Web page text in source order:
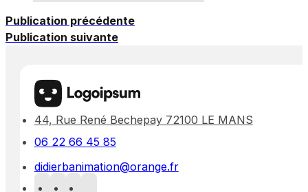
Publication précédente
Publication suivante
44, Rue René Bechepay 72100 LE MANS
06 22 66 45 85
didierbanimation@orange.fr